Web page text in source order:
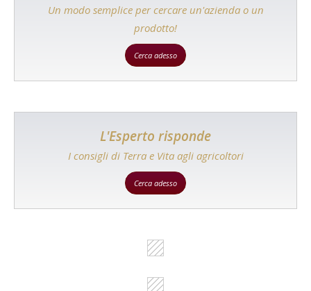
Un modo semplice per cercare un'azienda o un
prodotto!
Cerca adesso
L'Esperto risponde
I consigli di Terra e Vita agli agricoltori
Cerca adesso